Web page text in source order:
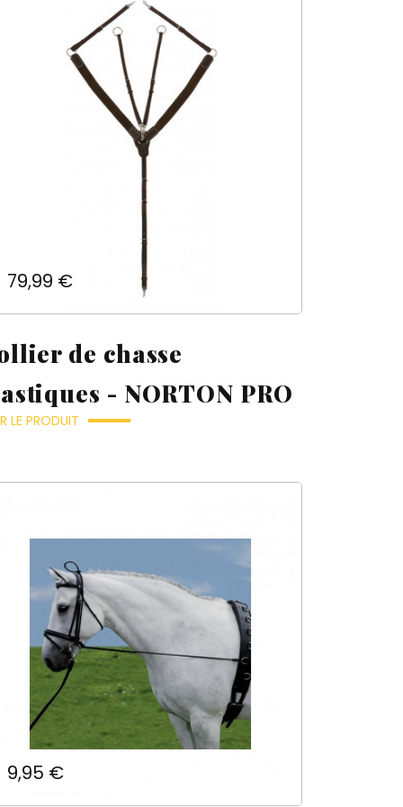
Prix
79,99 €
de chasse
- NORTON PRO
LE PRODUIT
Prix
9,95 €